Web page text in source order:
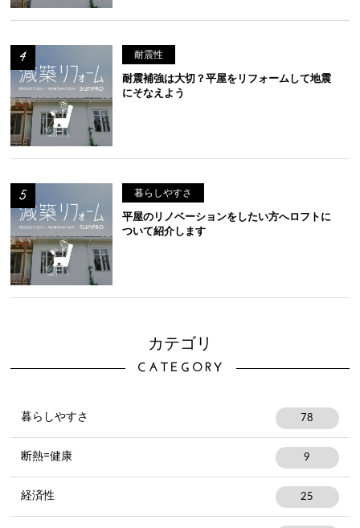
耐震性
耐震補強は大切？平屋をリフォームして地震
にそなえよう
暮らしやすさ
平屋のリノベーションをしたい方へロフトに
ついて紹介します
カテゴリ
CATEGORY
暮らしやすさ 78
断熱=健康 9
経済性 25